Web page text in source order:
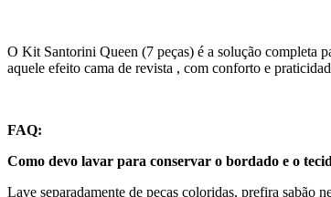
O Kit Santorini Queen (7 peças) é a solução completa
aquele efeito cama de revista , com conforto e
FAQ:
Como devo lavar para conservar o bordado e o
Lave separadamente de peças coloridas, prefira sabão